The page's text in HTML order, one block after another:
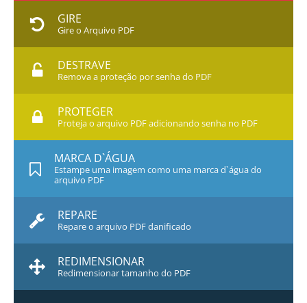
GIRE
Gire o Arquivo PDF
DESTRAVE
Remova a proteção por senha do PDF
PROTEGER
Proteja o arquivo PDF adicionando senha no PDF
MARCA D`ÁGUA
Estampe uma imagem como uma marca d`água do
arquivo PDF
REPARE
Repare o arquivo PDF danificado
REDIMENSIONAR
Redimensionar tamanho do PDF